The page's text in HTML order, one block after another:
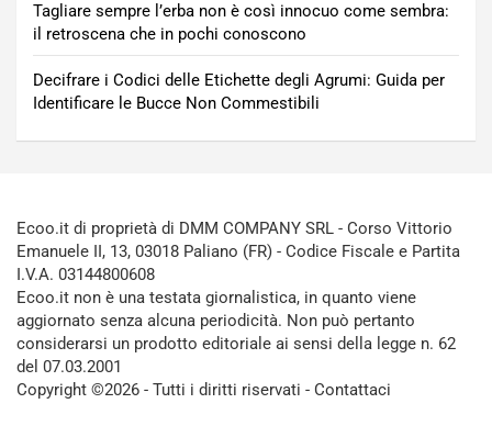
Tagliare sempre l’erba non è così innocuo come sembra:
il retroscena che in pochi conoscono
Decifrare i Codici delle Etichette degli Agrumi: Guida per
Identificare le Bucce Non Commestibili
Ecoo.it di proprietà di DMM COMPANY SRL - Corso Vittorio
Emanuele II, 13, 03018 Paliano (FR) - Codice Fiscale e Partita
I.V.A. 03144800608
Ecoo.it non è una testata giornalistica, in quanto viene
aggiornato senza alcuna periodicità. Non può pertanto
considerarsi un prodotto editoriale ai sensi della legge n. 62
del 07.03.2001
Copyright ©2026 - Tutti i diritti riservati - Contattaci